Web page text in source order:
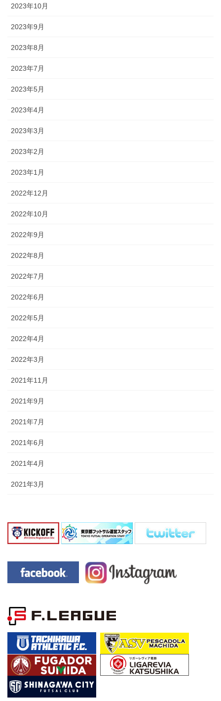
2023年10月
2023年9月
2023年8月
2023年7月
2023年5月
2023年4月
2023年3月
2023年2月
2023年1月
2022年12月
2022年10月
2022年9月
2022年8月
2022年7月
2022年6月
2022年5月
2022年4月
2022年3月
2021年11月
2021年9月
2021年7月
2021年6月
2021年4月
2021年3月